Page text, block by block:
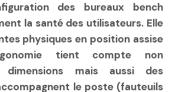
des bureaux bench
la santé des utilisateurs. Elle
physiques en position assise
tient compte non
dimensions mais aussi des
le poste (fauteuils